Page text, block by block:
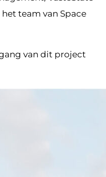
team van Space
van dit project